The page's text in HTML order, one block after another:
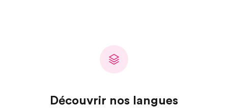
Découvrir nos langues